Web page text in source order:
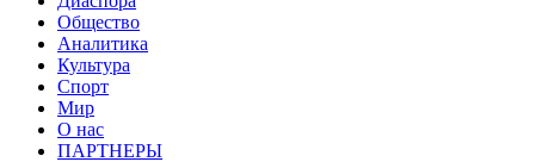
Общество
Аналитика
Культура
Спорт
Мир
О нас
ПАРТНЕРЫ